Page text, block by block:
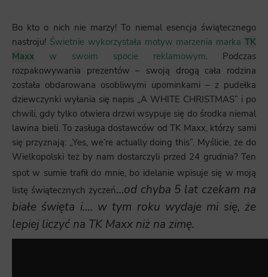
Bo kto o nich nie marzy! To niemal esencja świątecznego
nastroju! Świetnie wykorzystała motyw marzenia markaTK
Maxx w swoim spocie reklamowym. Podczas
rozpakowywania prezentów – swoją drogą cała rodzina
została obdarowana osobliwymi upominkami – z pudełka
dziewczynki wyłania się napis „A WHITE CHRISTMAS” i po
chwili, gdy tylko otwiera drzwi wsypuje się do środka niemal
lawina bieli. To zasługa dostawców od TK Maxx, którzy sami
się przyznają: „Yes, we’re actually doing this”. Myślicie, że do
Wielkopolski też by nam dostarczyli przed 24 grudnia? Ten
spot w sumietrafił do mnie, bo idelanie wpisuje się w moją
listę świątecznych życzeń…od chyba 5 lat czekam na
białe święta i…. w tym roku wydaje mi się, że
lepiej liczyć na TK Maxx niż na zimę.